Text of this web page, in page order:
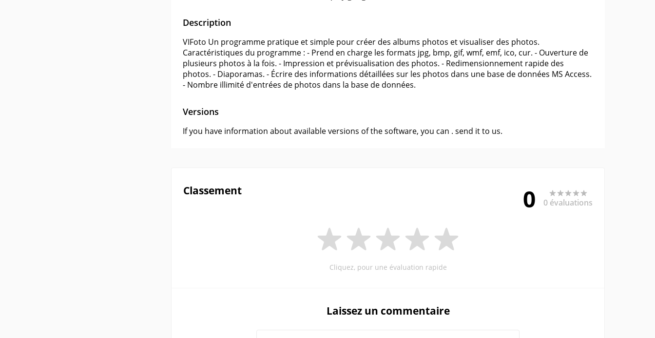
Description
VIFoto Un programme pratique et simple pour créer des albums photos et visualiser des photos.
Caractéristiques du programme : - Prend en charge les formats jpg, bmp, gif, wmf, emf, ico, cur. - Ouverture de
plusieurs photos à la fois. - Impression et prévisualisation des photos. - Redimensionnement rapide des
photos. - Diaporamas. - Écrire des informations détaillées sur les photos dans une base de données MS Access.
- Nombre illimité d'entrées de photos dans la base de données.
Versions
If you have information about available versions of the software, you can . send it to us.
Classement 0 0 évaluations
Cliquez, pour une évaluation rapide
Laissez un commentaire